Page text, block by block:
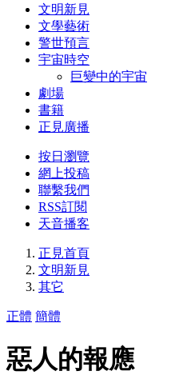
文明新見
文學藝術
警世預言
宇宙時空
巨變中的宇宙
劇場
書籍
正見廣播
按日瀏覽
網上投稿
聯繫我們
RSS訂閱
天音播客
正見首頁
文明新見
其它
正體 簡體
惡人的報應